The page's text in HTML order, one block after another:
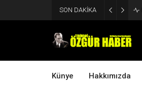
SON DAKİKA
Künye Hakkımızda